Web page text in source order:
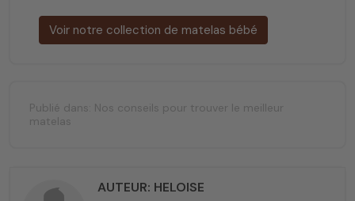
Voir notre collection de matelas bébé
Publié dans: Nos conseils pour trouver le meilleur
matelas
AUTEUR: HELOISE